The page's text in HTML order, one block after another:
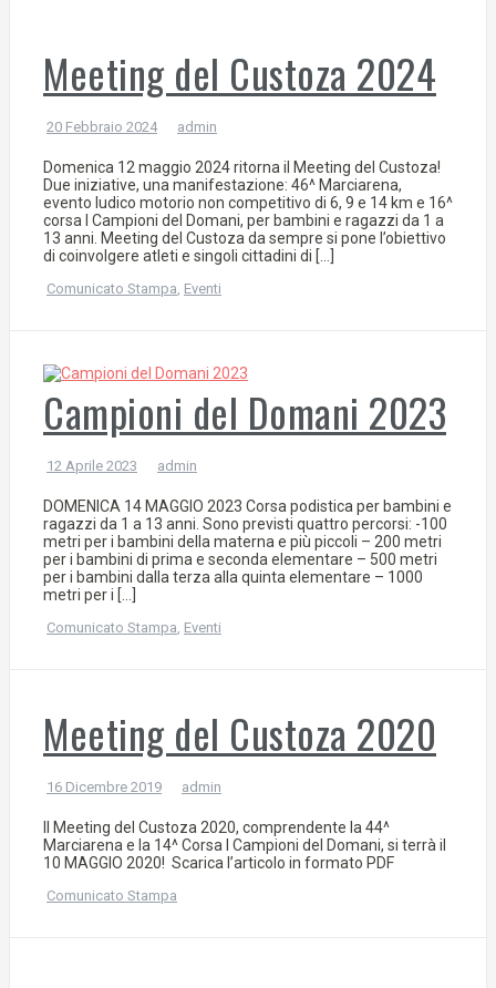
Meeting del Custoza 2024
20 Febbraio 2024 admin
Domenica 12 maggio 2024 ritorna il Meeting del Custoza!
Due iniziative, una manifestazione: 46^ Marciarena,
evento ludico motorio non competitivo di 6, 9 e 14 km e 16^
corsa I Campioni del Domani, per bambini e ragazzi da 1 a
13 anni. Meeting del Custoza da sempre si pone l’obiettivo
di coinvolgere atleti e singoli cittadini di […]
Comunicato Stampa, Eventi
Campioni del Domani 2023
12 Aprile 2023 admin
DOMENICA 14 MAGGIO 2023 Corsa podistica per bambini e
ragazzi da 1 a 13 anni. Sono previsti quattro percorsi: -100
metri per i bambini della materna e più piccoli – 200 metri
per i bambini di prima e seconda elementare – 500 metri
per i bambini dalla terza alla quinta elementare – 1000
metri per i […]
Comunicato Stampa, Eventi
Meeting del Custoza 2020
16 Dicembre 2019 admin
Il Meeting del Custoza 2020, comprendente la 44^
Marciarena e la 14^ Corsa I Campioni del Domani, si terrà il
10 MAGGIO 2020! Scarica l’articolo in formato PDF
Comunicato Stampa